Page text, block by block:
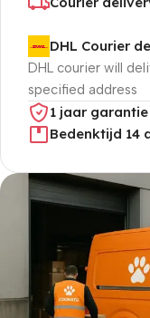
DHL Courier
DHL courier will
specified address
1 jaar garantie
Bedenktijd 14